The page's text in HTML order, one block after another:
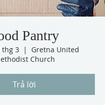
Pantry
thg 3
  |
Gretna United
Church
Trả lời